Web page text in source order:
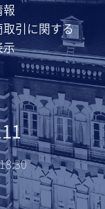
報
取引に関する
示